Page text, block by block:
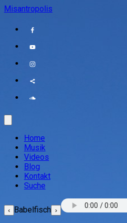
Misantropolis
Home
Musik
Videos
Blog
Kontakt
Suche
‹ Babelfisch ›